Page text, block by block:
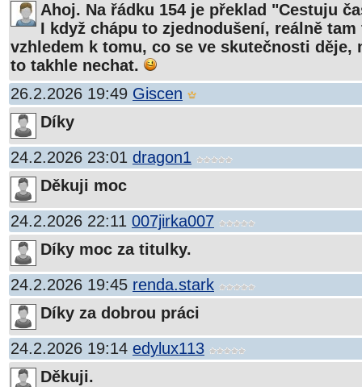
Ahoj. Na řádku 154 je překlad "Cestuju
I když chápu to zjednodušení, reálně
vzhledem k tomu, co se ve skutečnosti děje,
to takhle nechat.
26.2.2026 19:49 Giscen
Díky
24.2.2026 23:01 dragon1
Děkuji moc
24.2.2026 22:11 007jirka007
Díky moc za titulky.
24.2.2026 19:45 renda.stark
Díky za dobrou práci
24.2.2026 19:14 edylux113
Děkuji.